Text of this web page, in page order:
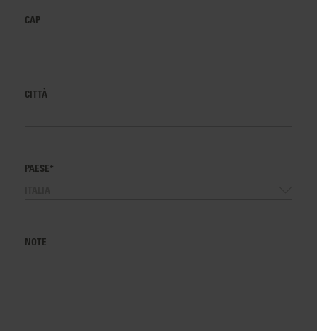
CAP
CITTÀ
PAESE*
NOTE